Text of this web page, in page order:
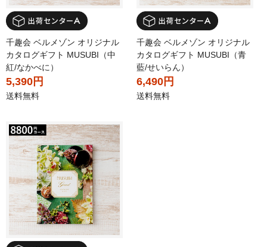
千趣会 ベルメゾン オリジナル
カタログギフト MUSUBI（中
紅/なかべに）
5,390円
送料無料
千趣会 ベルメゾン オリジナル
カタログギフト MUSUBI（青
藍/せいらん）
6,490円
送料無料